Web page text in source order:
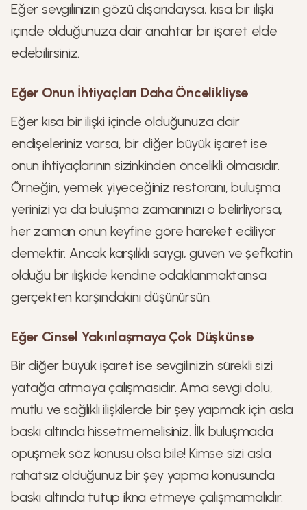
Eğer sevgilinizin gözü dışarıdaysa, kısa bir ilişki
içinde olduğunuza dair anahtar bir işaret elde
edebilirsiniz.
Eğer Onun İhtiyaçları Daha Öncelikliyse
Eğer kısa bir ilişki içinde olduğunuza dair
endişeleriniz varsa, bir diğer büyük işaret ise
onun ihtiyaçlarının sizinkinden öncelikli olmasıdır.
Örneğin, yemek yiyeceğiniz restoranı, buluşma
yerinizi ya da buluşma zamanınızı o belirliyorsa,
her zaman onun keyfine göre hareket ediliyor
demektir. Ancak karşılıklı saygı, güven ve şefkatin
olduğu bir ilişkide kendine odaklanmaktansa
gerçekten karşındakini düşünürsün.
Eğer Cinsel Yakınlaşmaya Çok Düşkünse
Bir diğer büyük işaret ise sevgilinizin sürekli sizi
yatağa atmaya çalışmasıdır. Ama sevgi dolu,
mutlu ve sağlıklı ilişkilerde bir şey yapmak için asla
baskı altında hissetmemelisiniz. İlk buluşmada
öpüşmek söz konusu olsa bile! Kimse sizi asla
rahatsız olduğunuz bir şey yapma konusunda
baskı altında tutup ikna etmeye çalışmamalıdır.